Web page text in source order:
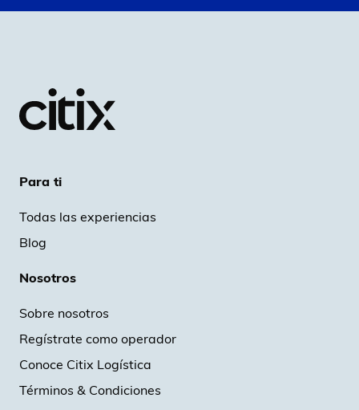
Para ti
Todas las experiencias
Blog
Nosotros
Sobre nosotros
Regístrate como operador
Conoce Citix Logística
Términos & Condiciones